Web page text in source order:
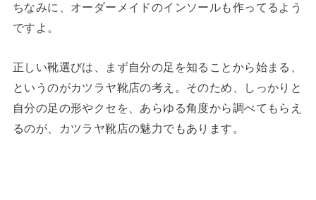
ちなみに、オーダーメイドのインソールも作ってるよう
ですよ。
正しい靴選びは、まず自分の足を知ることから始まる、
というのがカツラヤ靴店の考え。そのため、しっかりと
自分の足の形やクセを、あらゆる角度から調べてもらえ
るのが、カツラヤ靴店の魅力でもあります。